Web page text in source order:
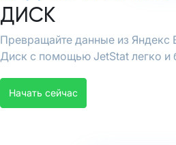
ДИСК
Превращайте данные из Яндекс
Диск с помощью JetStat легко и
Начать сейчас